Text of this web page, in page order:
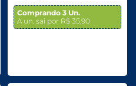
Comprando 3 Un.
A un. sai por R$ 35,90